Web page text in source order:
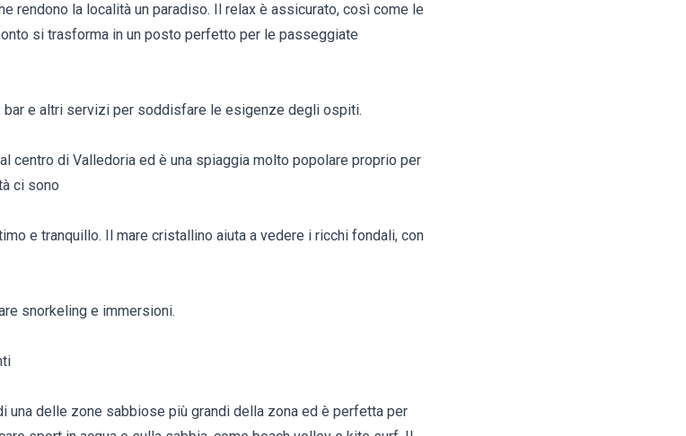
rendono la località un paradiso. Il relax è assicurato, così come le
si trasforma in un posto perfetto per le passeggiate
e altri servizi per soddisfare le esigenze degli ospiti.
centro di Valledoria ed è una spiaggia molto popolare proprio per
ci sono
e tranquillo. Il mare cristallino aiuta a vedere i ricchi fondali, con
snorkeling e immersioni.
una delle zone sabbiose più grandi della zona ed è perfetta per